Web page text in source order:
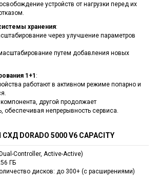
устройств от нагрузки перед их
хранения:
через улучшение параметров
путем добавления новых
1+1 :
работают в активном режиме попарно и
другой продолжает
обеспечивая непрерывность сервиса.
DORADO 5000 V6 CAPACITY
Controller, Active-Active)
ГБ
дисков: до 300+ (с расширениями)